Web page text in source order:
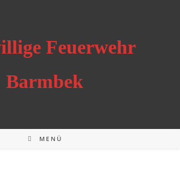
Feuerwehr
Barmbek
MENÜ